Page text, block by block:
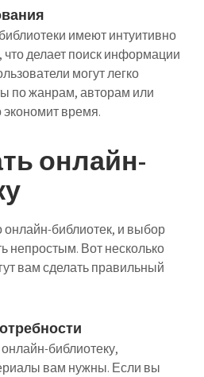
имеют интуитивно
делает поиск информации
могут легко
по жанрам, авторам или
экономит время.
онлайн-
библиотек, и выбор
непростым. Вот несколько
вам сделать правильный
библиотеку,
вам нужны. Если вы